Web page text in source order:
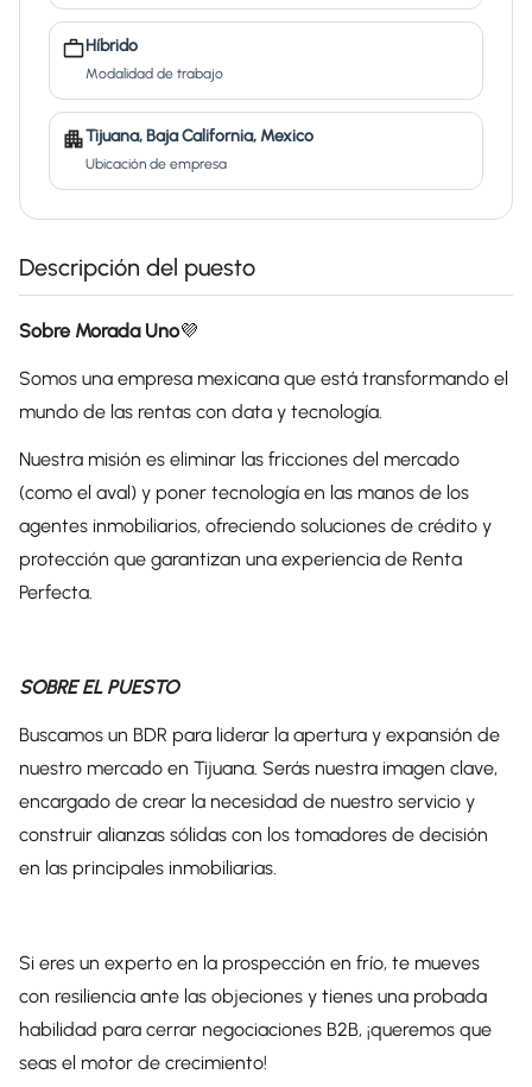
Híbrido
Modalidad de trabajo
Tijuana, Baja California, Mexico
Ubicación de empresa
Descripción del puesto
Sobre Morada Uno💜
Somos una empresa mexicana que está transformando el
mundo de las rentas con data y tecnología.
Nuestra misión es eliminar las fricciones del mercado
(como el aval) y poner tecnología en las manos de los
agentes inmobiliarios, ofreciendo soluciones de crédito y
protección que garantizan una experiencia de Renta
Perfecta.
SOBRE EL PUESTO
Buscamos un BDR para liderar la apertura y expansión de
nuestro mercado en Tijuana. Serás nuestra imagen clave,
encargado de crear la necesidad de nuestro servicio y
construir alianzas sólidas con los tomadores de decisión
en las principales inmobiliarias.
Si eres un experto en la prospección en frío, te mueves
con resiliencia ante las objeciones y tienes una probada
habilidad para cerrar negociaciones B2B, ¡queremos que
seas el motor de crecimiento!